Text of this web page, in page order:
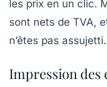
les prix en un clic.
sont nets de TVA,
n’êtes pas
Impression des